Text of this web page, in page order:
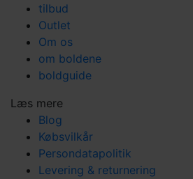
tilbud
Outlet
Om os
om boldene
boldguide
Læs mere
Blog
Købsvilkår
Persondatapolitik
Levering & returnering